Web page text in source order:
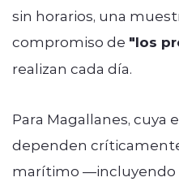
sin horarios, una
compromiso de "los
realizan cada día.
Para Magallanes, cuya
dependen
marítimo —incluyendo